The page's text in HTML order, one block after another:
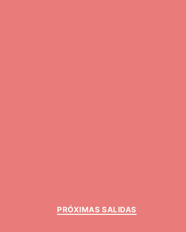
Categorías
PRÓXIMAS SALIDAS